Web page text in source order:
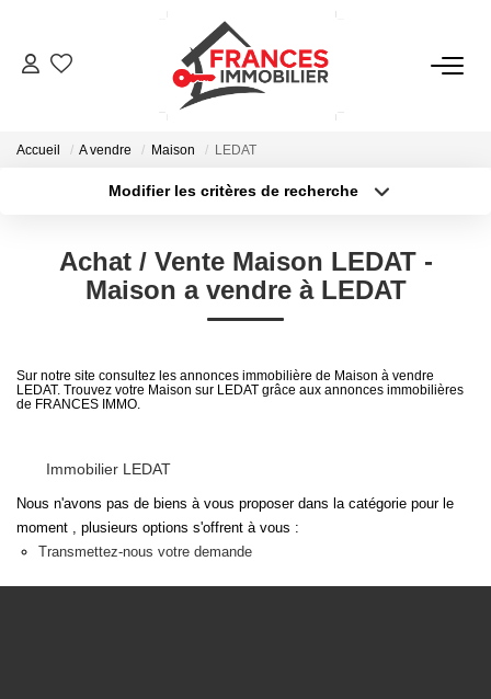
NOTRE AGENCE
Accueil A vendre Maison LEDAT
Modifier les critères de recherche
Sélectionnez...
Type de bien
Surface min
Créer une alerte
Achat / Vente Maison LEDAT -
Maison a vendre à LEDAT
Sur notre site consultez les annonces immobilière de Maison à vendre
LEDAT. Trouvez votre Maison sur LEDAT grâce aux annonces immobilières
de FRANCES IMMO.
Immobilier LEDAT
Nous n'avons pas de biens à vous proposer dans la catégorie pour le
moment , plusieurs options s'offrent à vous :
Transmettez-nous votre demande